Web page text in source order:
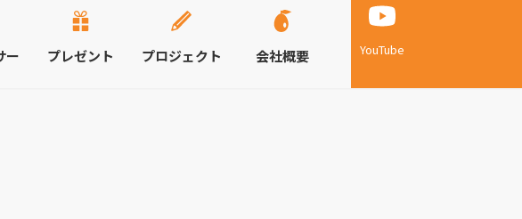
YouTube
ー プレゼント プロジェクト 会社概要